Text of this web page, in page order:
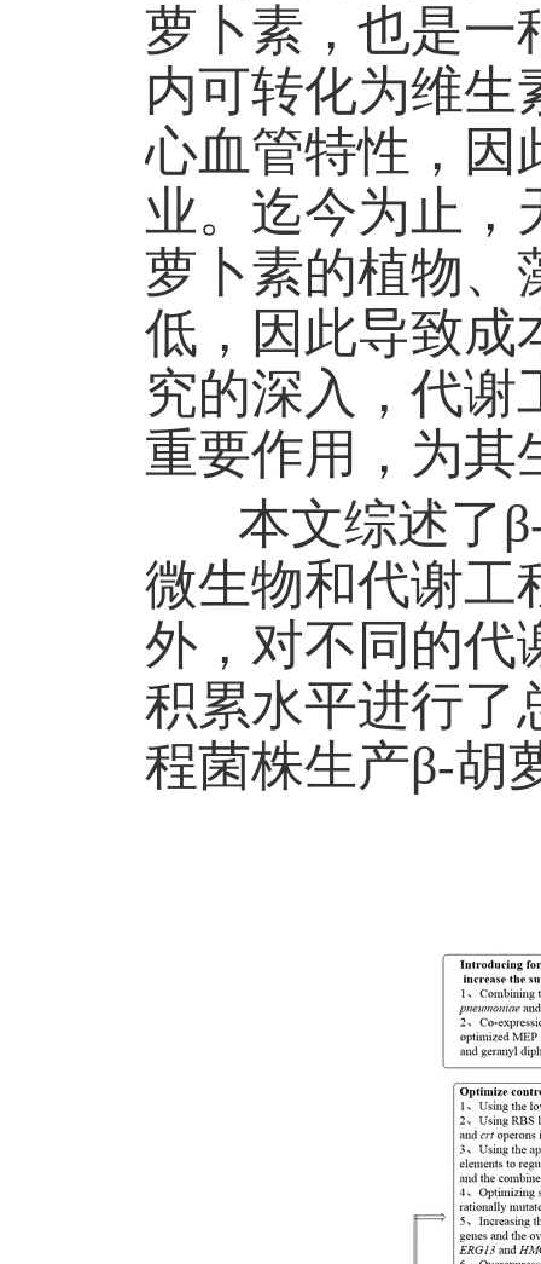
萝卜素，也是一
内可转化为维生
心血管特性，因
业。迄今为止，
萝卜素的植物、
低，因此导致成
究的深入，代谢
重要作用，为其
本文综述了
微生物和代谢工
外，对不同的代
积累水平进行了
程菌株生产β-胡